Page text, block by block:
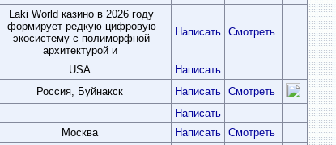
Laki World казино в 2026 году
формирует редкую цифровую
экосистему с полиморфной
архитектурой и
Написать Смотреть
USA
Написать
Россия, Буйнакск Написать Смотреть
Написать
Москва Написать Смотреть